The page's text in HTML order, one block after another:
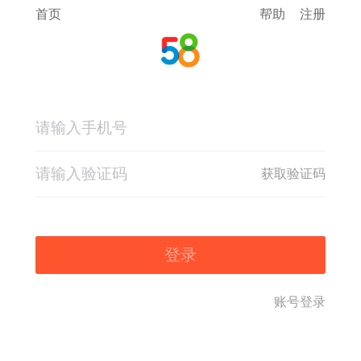
首页 帮助 注册
获取验证码
登录
账号登录